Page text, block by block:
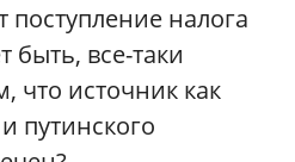
поступление налога
все-таки
что источник как
путинского